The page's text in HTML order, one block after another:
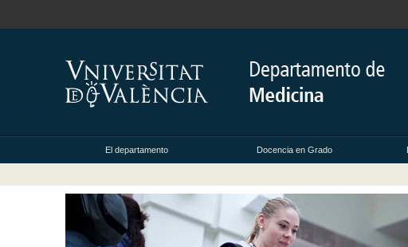
El departamento Docencia en Grado